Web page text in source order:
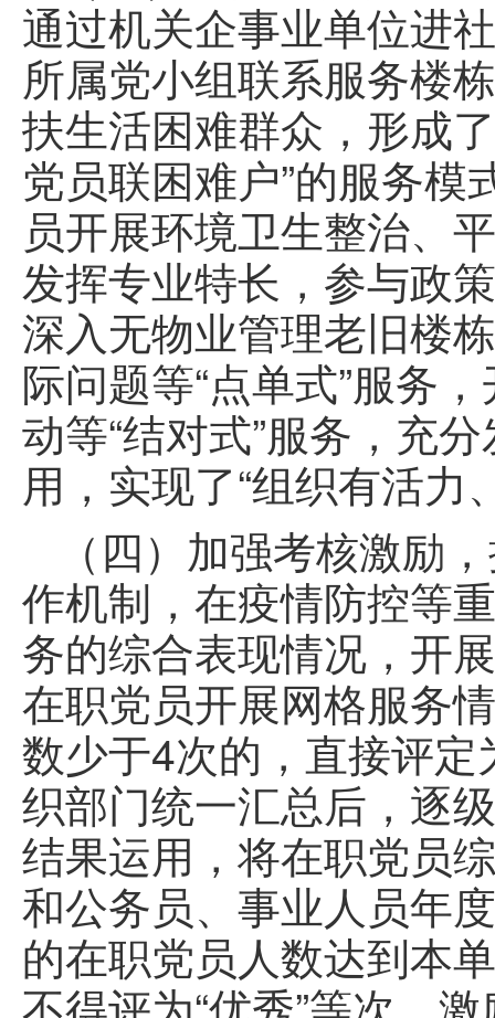
通过机关企事业单位进
所属党小组联系服务楼
扶生活困难群众，形成
党员联困难户”的服务
员开展环境卫生整治、
发挥专业特长，参与政
深入无物业管理老旧楼
际问题等“点单式”服务
动等“结对式”服务，充
用，实现了“组织有活力
（四）加强考核激励
作机制，在疫情防控等
务的综合表现情况，开
在职党员开展网格服务
数少于4次的，直接评定
织部门统一汇总后，逐
结果运用，将在职党员
和公务员、事业人员年
的在职党员人数达到本